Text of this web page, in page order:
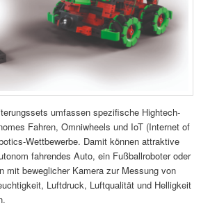
umfassen spezifische Hightech-
Fahren, Omniwheels und IoT (Internet of
Wettbewerbe. Damit können attraktive
fahrendes Auto, ein Fußballroboter oder
mit beweglicher Kamera zur Messung von
Luftdruck, Luftqualität und Helligkeit